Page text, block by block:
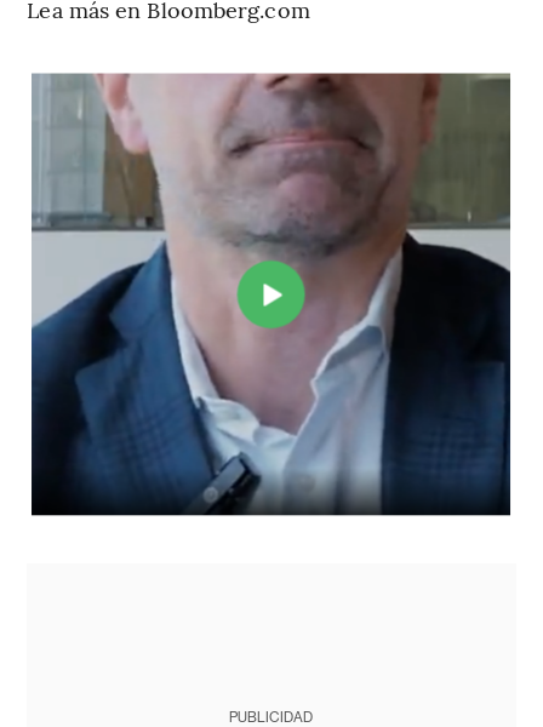
Lea más en Bloomberg.com
PUBLICIDAD